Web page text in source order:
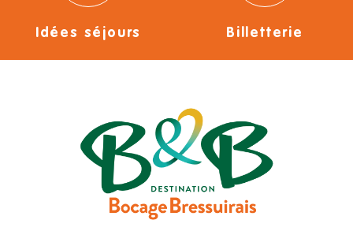
Idées séjours Billetterie